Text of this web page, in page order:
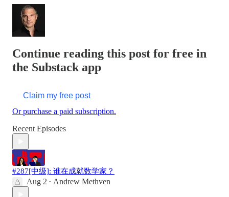
Continue reading this post for free in
the Substack app
Claim my free post
Or purchase a paid subscription.
Recent Episodes
#287[中级]: 谁在成就数学家？
Aug 2 • Andrew Methven